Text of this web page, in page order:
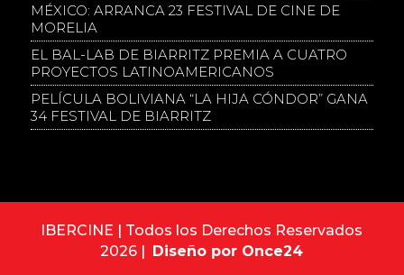
MÉXICO: ARRANCA 23 FESTIVAL DE CINE DE
MORELIA
EL BAL-LAB DE BIARRITZ PREMIA A CUATRO
PROYECTOS LATINOAMERICANOS
PELÍCULA BOLIVIANA “LA HIJA CÓNDOR” GANA
34 FESTIVAL DE BIARRITZ
IBERCINE | Todos los Derechos Reservados
2026 | Diseño por Once24